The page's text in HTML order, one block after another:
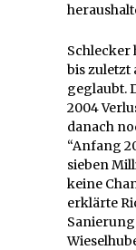
Schlecker
bis zuletzt
geglaubt.
2004
danach
“Anfang
sieben
keine
erklärte